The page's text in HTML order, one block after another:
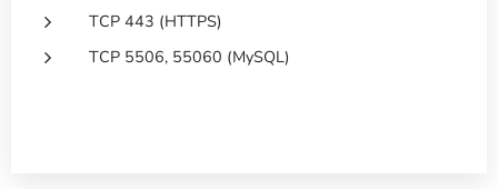
TCP 443 (HTTPS)
TCP 5506, 55060 (MySQL)